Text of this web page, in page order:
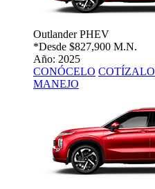
Outlander PHEV
*Desde $827,900 M.N.
Año: 2025
CONÓCELO COTÍZALO
MANEJO